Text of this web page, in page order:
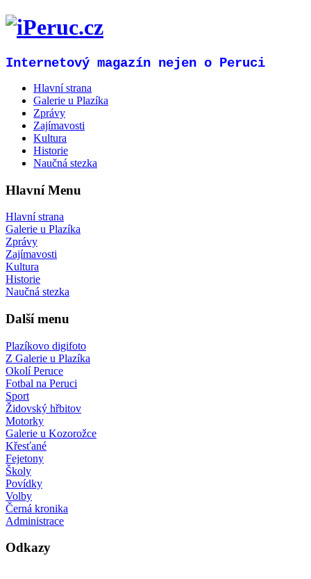
Internetový magazín nejen o Peruci
Hlavní strana
Galerie u Plazíka
Zprávy
Zajímavosti
Kultura
Historie
Naučná stezka
Hlavní Menu
Hlavní strana
Galerie u Plazíka
Zprávy
Zajímavosti
Kultura
Historie
Naučná stezka
Další menu
Plazíkovo digifoto
Z Galerie u Plazíka
Okolí Peruce
Fotbal na Peruci
Sport
Židovský hřbitov
Motorky
Galerie u Kozorožce
Křesťané
Fejetony
Školy
Povídky
Volby
Černá kronika
Administrace
Odkazy